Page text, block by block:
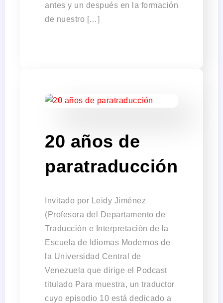
antes y un después en la formación
de nuestro […]
20 años de
paratraducción
Invitado por Leidy Jiménez
(Profesora del Departamento de
Traducción e Interpretación de la
Escuela de Idiomas Modernos de
la Universidad Central de
Venezuela que dirige el Podcast
titulado Para muestra, un traductor
cuyo episodio 10 está dedicado a